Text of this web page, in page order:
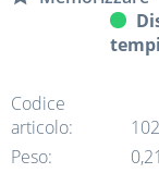
Codice
articolo:
Peso: